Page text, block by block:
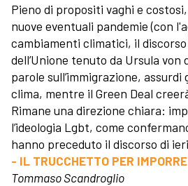
Pieno di propositi vaghi e
nuove eventuali pandemie (con
cambiamenti climatici, il
dell’Unione tenuto da Ursula von
parole sull’immigrazione,
clima, mentre il Green Deal
Rimane una direzione chiara:
l’ideologia Lgbt, come
hanno preceduto il discorso di
- IL TRUCCHETTO PER
Tommaso Scandroglio